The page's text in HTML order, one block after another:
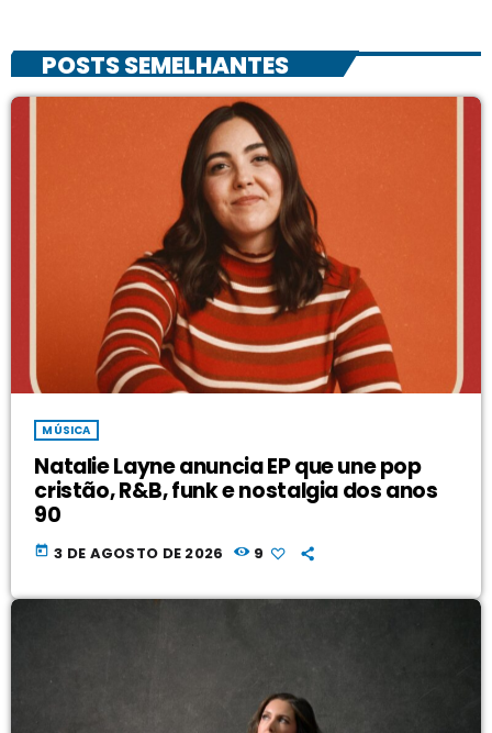
POSTS SEMELHANTES
MÚSICA
Natalie Layne anuncia EP que une pop
cristão, R&B, funk e nostalgia dos anos
90
today 3 DE AGOSTO DE 2026 9